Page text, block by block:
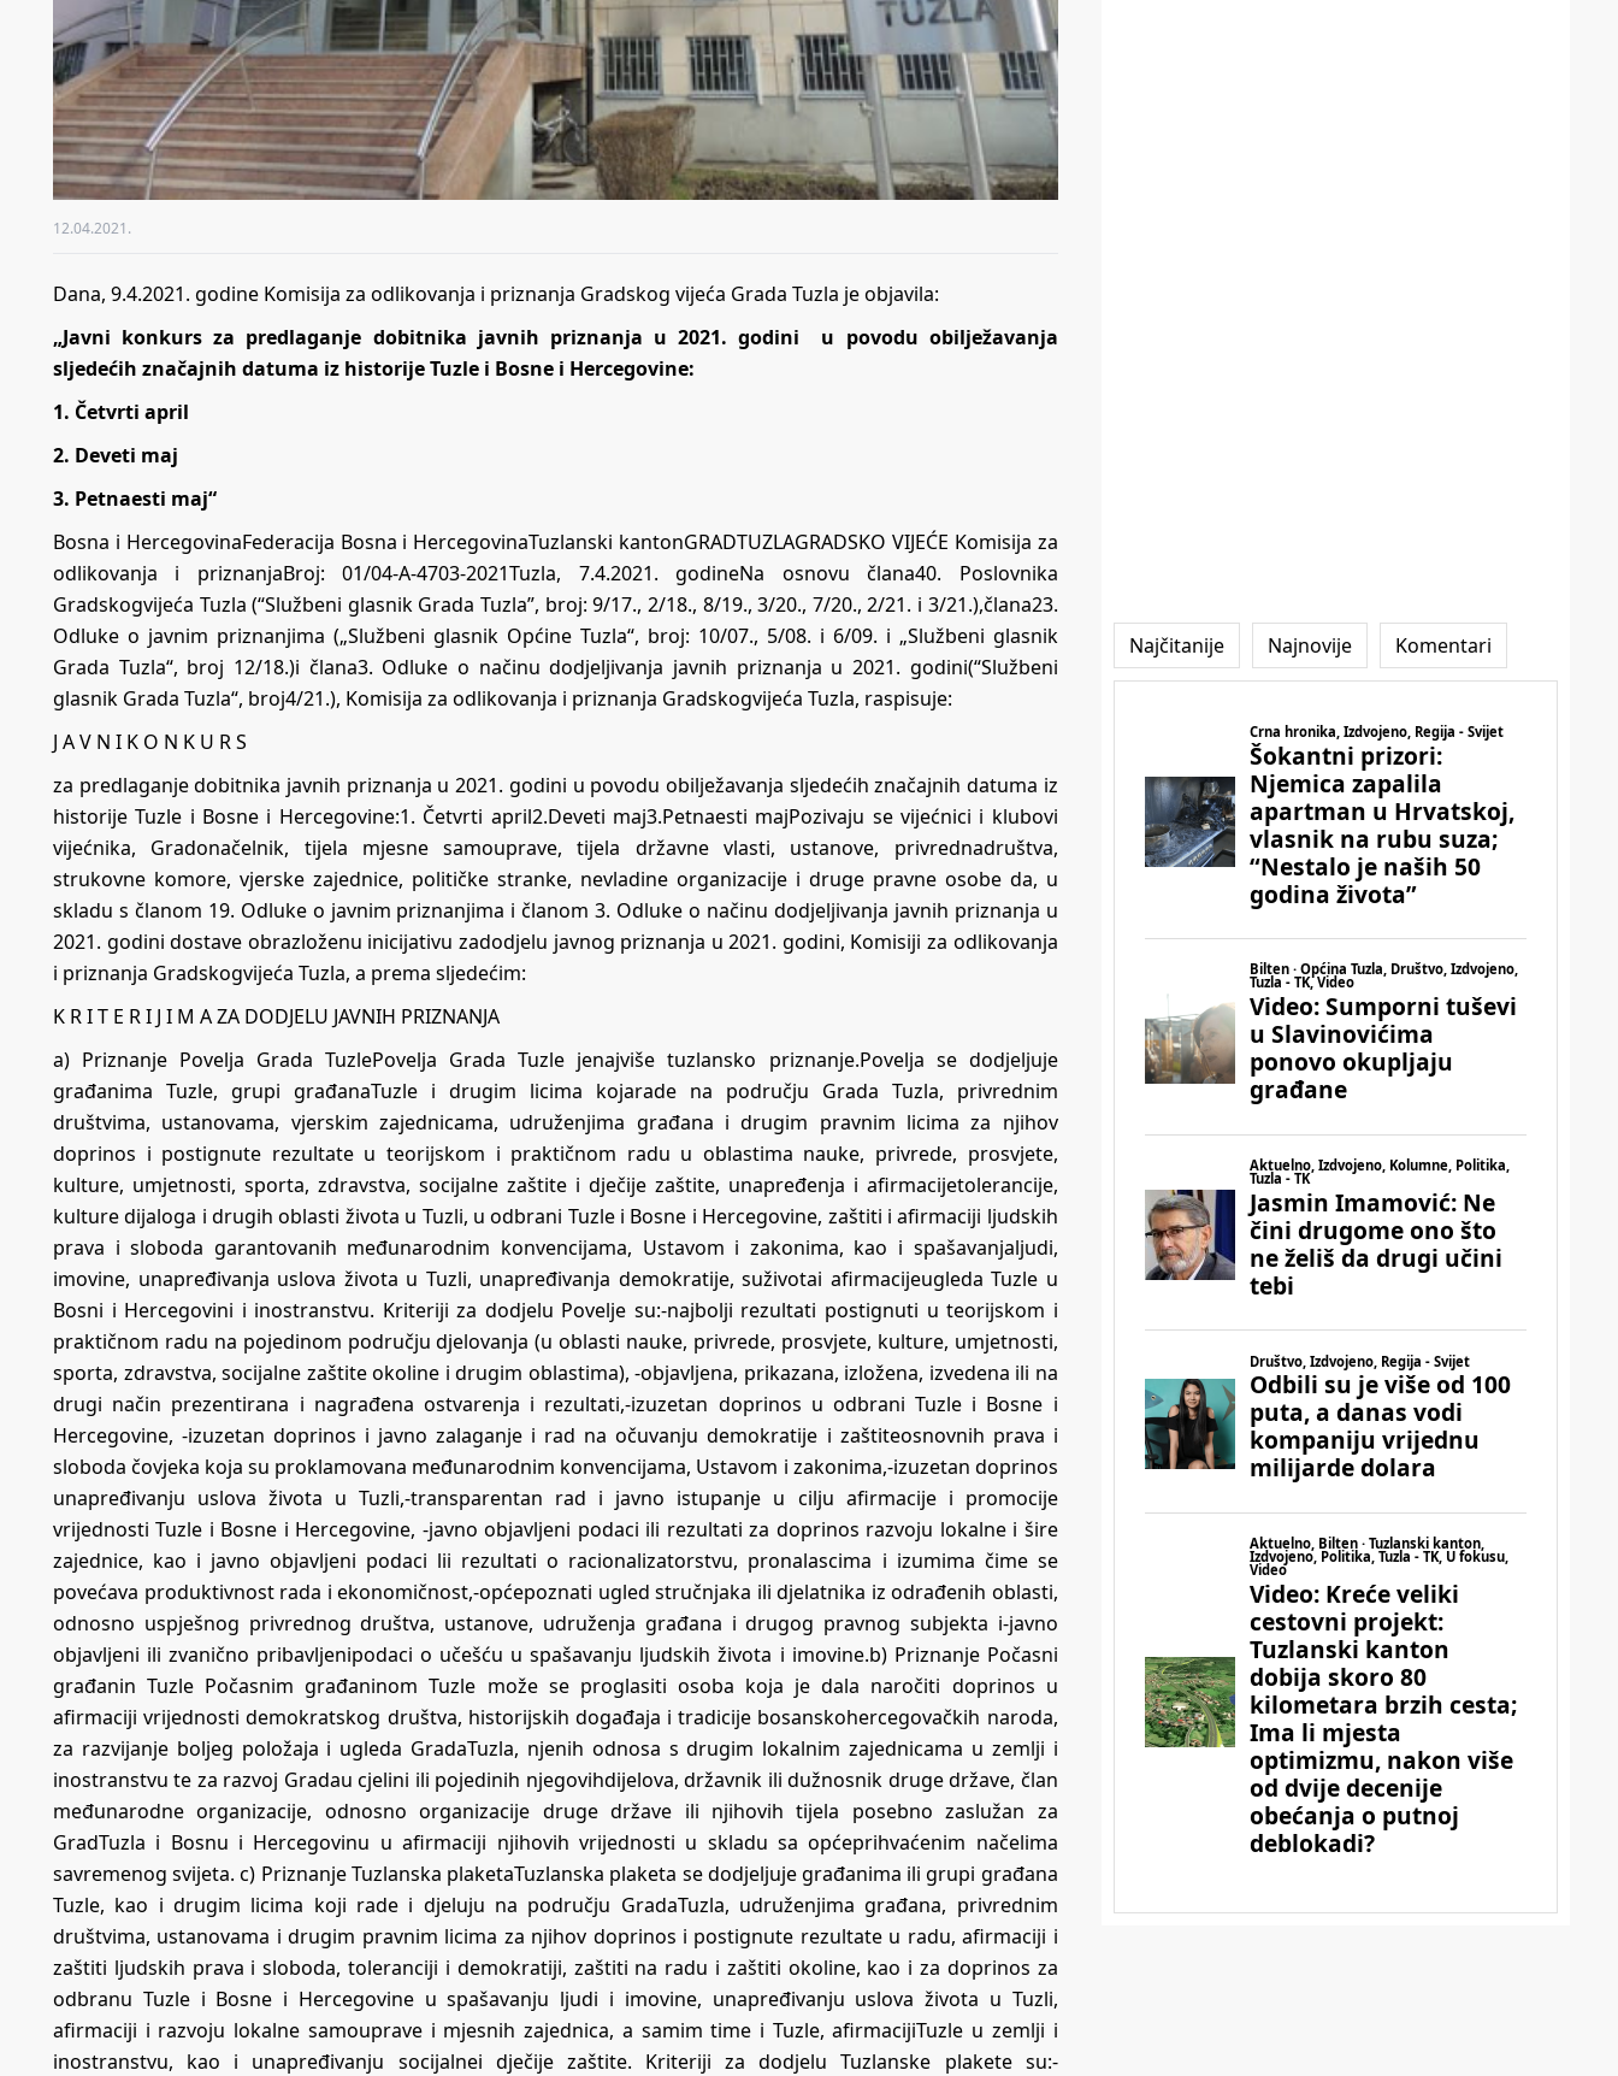
12.04.2021.
Dana, 9.4.2021. godine Komisija za odlikovanja i priznanja Gradskog vijeća Grada Tuzla je objavila:
„Javni konkurs za predlaganje dobitnika javnih priznanja u 2021. godini u povodu obilježavanja
sljedećih značajnih datuma iz historije Tuzle i Bosne i Hercegovine:
1. Četvrti april
2. Deveti maj
3. Petnaesti maj“
Bosna i HercegovinaFederacija Bosna i HercegovinaTuzlanski kantonGRADTUZLAGRADSKO VIJEĆE Komisija za
odlikovanja i priznanjaBroj: 01/04-A-4703-2021Tuzla, 7.4.2021. godineNa osnovu člana40. Poslovnika
Gradskogvijeća Tuzla (“Službeni glasnik Grada Tuzla”, broj: 9/17., 2/18., 8/19., 3/20., 7/20., 2/21. i 3/21.),člana23.
Odluke o javnim priznanjima („Službeni glasnik Općine Tuzla“, broj: 10/07., 5/08. i 6/09. i „Službeni glasnik
Grada Tuzla“, broj 12/18.)i člana3. Odluke o načinu dodjeljivanja javnih priznanja u 2021. godini(“Službeni
glasnik Grada Tuzla“, broj4/21.), Komisija za odlikovanja i priznanja Gradskogvijeća Tuzla, raspisuje:
J A V N I K O N K U R S
za predlaganje dobitnika javnih priznanja u 2021. godini u povodu obilježavanja sljedećih značajnih datuma iz
historije Tuzle i Bosne i Hercegovine:1. Četvrti april2.Deveti maj3.Petnaesti majPozivaju se vijećnici i klubovi
vijećnika, Gradonačelnik, tijela mjesne samouprave, tijela državne vlasti, ustanove, privrednadruštva,
strukovne komore, vjerske zajednice, političke stranke, nevladine organizacije i druge pravne osobe da, u
skladu s članom 19. Odluke o javnim priznanjima i članom 3. Odluke o načinu dodjeljivanja javnih priznanja u
2021. godini dostave obrazloženu inicijativu zadodjelu javnog priznanja u 2021. godini, Komisiji za odlikovanja
i priznanja Gradskogvijeća Tuzla, a prema sljedećim:
K R I T E R I J I M A ZA DODJELU JAVNIH PRIZNANJA
a) Priznanje Povelja Grada TuzlePovelja Grada Tuzle jenajviše tuzlansko priznanje.Povelja se dodjeljuje
građanima Tuzle, grupi građanaTuzle i drugim licima kojarade na području Grada Tuzla, privrednim
društvima, ustanovama, vjerskim zajednicama, udruženjima građana i drugim pravnim licima za njihov
doprinos i postignute rezultate u teorijskom i praktičnom radu u oblastima nauke, privrede, prosvjete,
kulture, umjetnosti, sporta, zdravstva, socijalne zaštite i dječije zaštite, unapređenja i afirmacijetolerancije,
kulture dijaloga i drugih oblasti života u Tuzli, u odbrani Tuzle i Bosne i Hercegovine, zaštiti i afirmaciji ljudskih
prava i sloboda garantovanih međunarodnim konvencijama, Ustavom i zakonima, kao i spašavanjaljudi,
imovine, unapređivanja uslova života u Tuzli, unapređivanja demokratije, suživotai afirmacijeugleda Tuzle u
Bosni i Hercegovini i inostranstvu. Kriteriji za dodjelu Povelje su:-najbolji rezultati postignuti u teorijskom i
praktičnom radu na pojedinom području djelovanja (u oblasti nauke, privrede, prosvjete, kulture, umjetnosti,
sporta, zdravstva, socijalne zaštite okoline i drugim oblastima), -objavljena, prikazana, izložena, izvedena ili na
drugi način prezentirana i nagrađena ostvarenja i rezultati,-izuzetan doprinos u odbrani Tuzle i Bosne i
Hercegovine, -izuzetan doprinos i javno zalaganje i rad na očuvanju demokratije i zaštiteosnovnih prava i
sloboda čovjeka koja su proklamovana međunarodnim konvencijama, Ustavom i zakonima,-izuzetan doprinos
unapređivanju uslova života u Tuzli,-transparentan rad i javno istupanje u cilju afirmacije i promocije
vrijednosti Tuzle i Bosne i Hercegovine, -javno objavljeni podaci ili rezultati za doprinos razvoju lokalne i šire
zajednice, kao i javno objavljeni podaci lii rezultati o racionalizatorstvu, pronalascima i izumima čime se
povećava produktivnost rada i ekonomičnost,-općepoznati ugled stručnjaka ili djelatnika iz odrađenih oblasti,
odnosno uspješnog privrednog društva, ustanove, udruženja građana i drugog pravnog subjekta i-javno
objavljeni ili zvanično pribavljenipodaci o učešću u spašavanju ljudskih života i imovine.b) Priznanje Počasni
građanin Tuzle Počasnim građaninom Tuzle može se proglasiti osoba koja je dala naročiti doprinos u
afirmaciji vrijednosti demokratskog društva, historijskih događaja i tradicije bosanskohercegovačkih naroda,
za razvijanje boljeg položaja i ugleda GradaTuzla, njenih odnosa s drugim lokalnim zajednicama u zemlji i
inostranstvu te za razvoj Gradau cjelini ili pojedinih njegovihdijelova, državnik ili dužnosnik druge države, član
međunarodne organizacije, odnosno organizacije druge države ili njihovih tijela posebno zaslužan za
GradTuzla i Bosnu i Hercegovinu u afirmaciji njihovih vrijednosti u skladu sa općeprihvaćenim načelima
savremenog svijeta. c) Priznanje Tuzlanska plaketaTuzlanska plaketa se dodjeljuje građanima ili grupi građana
Tuzle, kao i drugim licima koji rade i djeluju na području GradaTuzla, udruženjima građana, privrednim
društvima, ustanovama i drugim pravnim licima za njihov doprinos i postignute rezultate u radu, afirmaciji i
zaštiti ljudskih prava i sloboda, toleranciji i demokratiji, zaštiti na radu i zaštiti okoline, kao i za doprinos za
odbranu Tuzle i Bosne i Hercegovine u spašavanju ljudi i imovine, unapređivanju uslova života u Tuzli,
afirmaciji i razvoju lokalne samouprave i mjesnih zajednica, a samim time i Tuzle, afirmacijiTuzle u zemlji i
inostranstvu, kao i unapređivanju socijalnei dječije zaštite. Kriteriji za dodjelu Tuzlanske plakete su:-
Najčitanije Najnovije Komentari